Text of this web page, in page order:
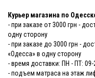
Курьер магазина по
- при заказе от 3000 грн -
одну сторону
- при заказе до 3000 грн -
«Одесса» в одну сторону
- время доставки: ПН - ПТ:
- подъем матраса на этаж